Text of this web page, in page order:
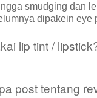
smudging dan
dipakein eye
lip tint /
post tentang